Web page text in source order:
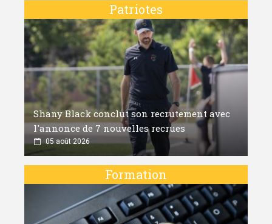
Patriotes
Shany Black conclut son recrutement avec
l'annonce de 7 nouvelles recrues
05 août 2026
Formation